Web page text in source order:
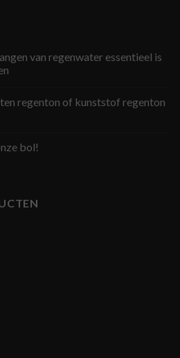
van regenwater essentieel is
regenton of kunststof regenton
bol!